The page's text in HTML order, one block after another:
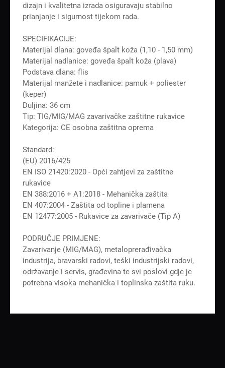
dizajn i kvalitetna izrada osiguravaju stabilno
prianjanje i sigurnost tijekom rada.
SPECIFIKACIJE:
Materijal dlana: goveđa špalt koža (1,10 - 1,50 mm)
Materijal nadlanice: goveđa špalt koža (plava)
Podstava dlana: flis
Materijal manžete i nadlanice: pamuk + poliester
(keper)
Duljina: 36 cm
Tip: TIG/MIG/MAG zavarivačke zaštitne rukavice
Kategorija: CE osobna zaštitna oprema
Standard:
(EU) 2016/425
EN ISO 21420:2020 - Opći zahtjevi za zaštitne
rukavice
EN 388:2016 + A1:2018 - Mehanička zaštita
EN 407:2004 - Zaštita od topline i plamena
EN 12477:2005 - Rukavice za zavarivače (Tip A)
PODRUČJE PRIMJENE:
Zavarivanje (MIG/MAG), metaloprerađivačka
industrija, bravarski radovi, teški industrijski radovi,
održavanje i servis, građevina te svi poslovi gdje je
potrebna visoka mehanička i toplinska zaštita ruku.